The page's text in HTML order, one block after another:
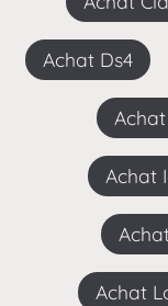
Achat Ds4
Achat
Achat